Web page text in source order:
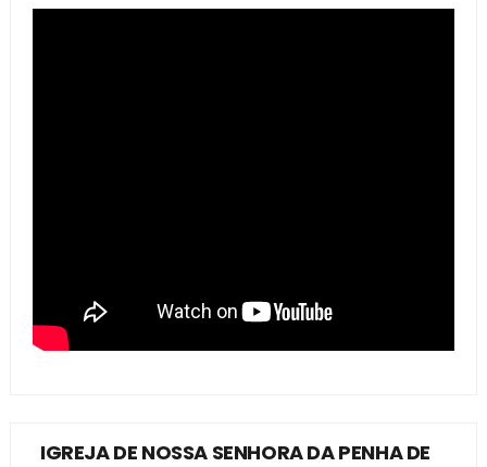
IGREJA DE NOSSA SENHORA DA PENHA DE